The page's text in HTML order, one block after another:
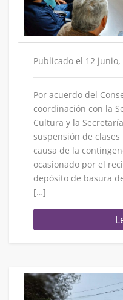
Publicado el 12 junio,
Por acuerdo del
coordinación con la
Cultura y la
suspensión de
causa de la
ocasionado por el
depósito de basura
[…]